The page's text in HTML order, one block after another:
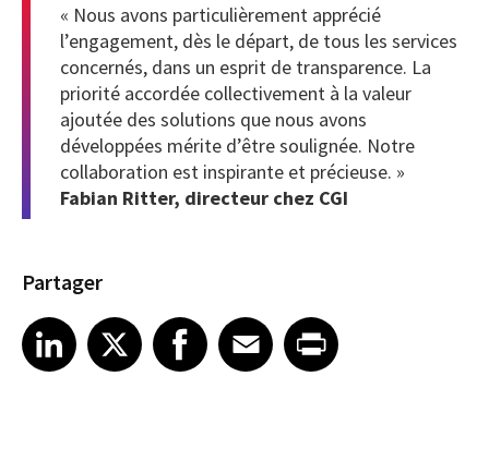
« Nous avons particulièrement apprécié
l’engagement, dès le départ, de tous les services
concernés, dans un esprit de transparence. La
priorité accordée collectivement à la valeur
ajoutée des solutions que nous avons
développées mérite d’être soulignée. Notre
collaboration est inspirante et précieuse. »
Fabian Ritter, directeur chez CGI
Partager
Share article on LinkedIn
LinkedIn
Share article on XShare article on Facebook
Facebook
Share article on Email
EmailShare article on Print